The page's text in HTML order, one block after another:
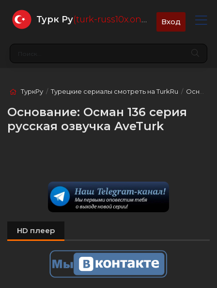
Турк Ру(turk-russ10x.online) Вход
ТуркРу /Турецкие сериалы смотреть на TurkRu / Основание: Осман
Основание: Осман 136 серия
русская озвучка AveTurk
HD плеер